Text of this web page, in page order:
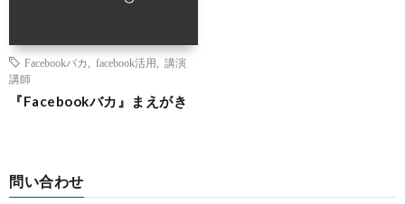
Facebookバカ facebook活用
講演
講師
『Facebookバカ』まえがき
問い合わせ